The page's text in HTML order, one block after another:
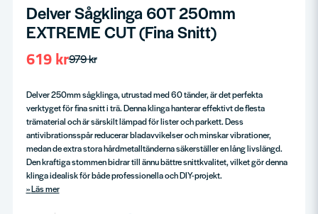
Delver Sågklinga 60T 250mm
EXTREME CUT (Fina Snitt)
979 kr
619 kr
Delver 250mm sågklinga, utrustad med 60 tänder, är det perfekta
verktyget för fina snitt i trä. Denna klinga hanterar effektivt de flesta
trämaterial och är särskilt lämpad för lister och parkett. Dess
antivibrationsspår reducerar bladavvikelser och minskar vibrationer,
medan de extra stora hårdmetalltänderna säkerställer en lång livslängd.
Den kraftiga stommen bidrar till ännu bättre snittkvalitet, vilket gör denna
klinga idealisk för både professionella och DIY-projekt.
Läs mer